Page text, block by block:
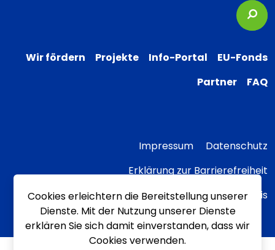
Wir fördern Projekte Info-Portal
EU-Fonds
Partner
FAQ
Impressum
Datenschutz
Erklärung zur Barrierefreiheit
Transparenzhinweis
Cookies erleichtern die Bereitstellung unserer
Dienste. Mit der Nutzung unserer Dienste
erklären Sie sich damit einverstanden, dass wir
Cookies verwenden.